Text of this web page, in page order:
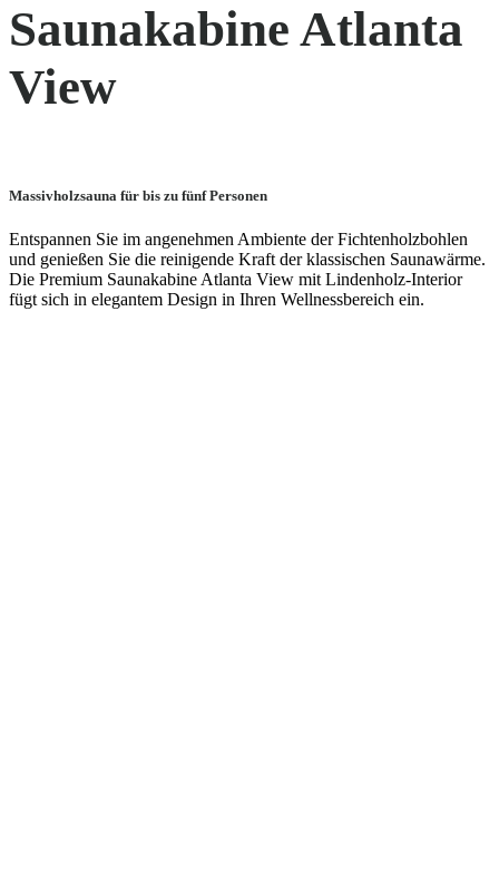
Saunakabine Atlanta
View
Massivholzsauna für bis zu fünf Personen
Entspannen Sie im angenehmen Ambiente der Fichtenholzbohlen
und genießen Sie die reinigende Kraft der klassischen Saunawärme.
Die Premium Saunakabine Atlanta View mit Lindenholz-Interior
fügt sich in elegantem Design in Ihren Wellnessbereich ein.